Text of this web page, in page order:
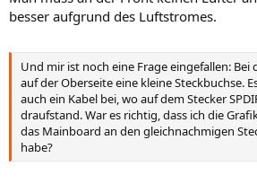
besser aufgrund des Luftstromes.
Und mir ist noch eine Frage eingefallen: Bei
auf der Oberseite eine kleine Steckbuchse.
auch ein Kabel bei, wo auf dem Stecker
draufstand. War es richtig, dass ich die
das Mainboard an den gleichnachmigen
habe?